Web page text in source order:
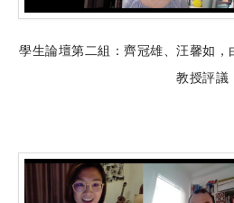
學生論壇第二組：齊冠雄、汪馨如，
教授評議